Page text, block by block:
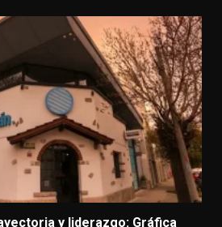
y liderazgo: Gráfica